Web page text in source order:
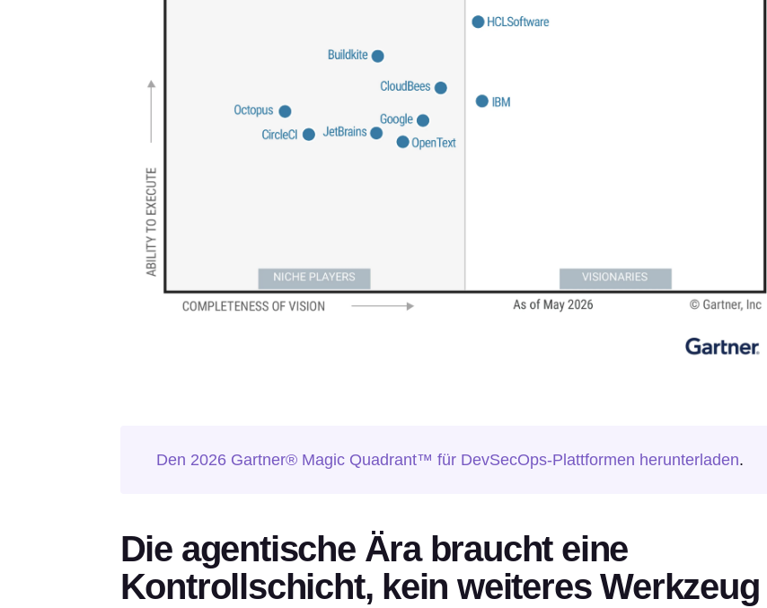
Den 2026 Gartner® Magic Quadrant™ für DevSecOps-Plattformen herunterladen.
Die agentische Ära braucht eine
Kontrollschicht, kein weiteres Werkzeug